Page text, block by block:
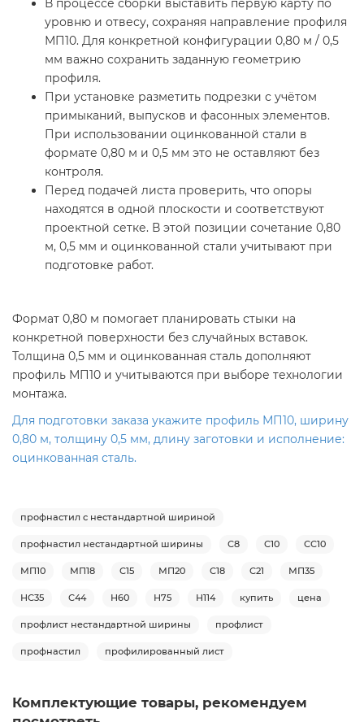
В процессе сборки выставить первую карту по
уровню и отвесу, сохраняя направление профиля
МП10. Для конкретной конфигурации 0,80 м / 0,5
мм важно сохранить заданную геометрию
профиля.
При установке разметить подрезки с учётом
примыканий, выпусков и фасонных элементов.
При использовании оцинкованной стали в
формате 0,80 м и 0,5 мм это не оставляют без
контроля.
Перед подачей листа проверить, что опоры
находятся в одной плоскости и соответствуют
проектной сетке. В этой позиции сочетание 0,80
м, 0,5 мм и оцинкованной стали учитывают при
подготовке работ.
Формат 0,80 м помогает планировать стыки на
конкретной поверхности без случайных вставок.
Толщина 0,5 мм и оцинкованная сталь дополняют
профиль МП10 и учитываются при выборе технологии
монтажа.
Для подготовки заказа укажите профиль МП10, ширину
0,80 м, толщину 0,5 мм, длину заготовки и исполнение:
оцинкованная сталь.
профнастил с нестандартной шириной
профнастил нестандартной ширины С8 С10 СС10
МП10 МП18 С15 МП20 С18 С21 МП35
НС35 С44 Н60 Н75 Н114 купить цена
профлист нестандартной ширины профлист
профнастил профилированный лист
Комплектующие товары, рекомендуем